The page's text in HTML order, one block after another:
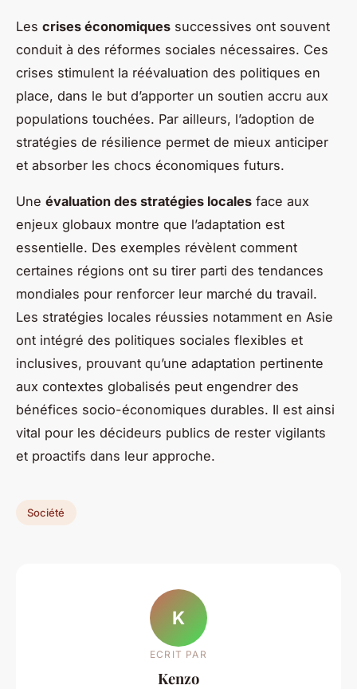
Les crises économiques successives ont souvent
conduit à des réformes sociales nécessaires. Ces
crises stimulent la réévaluation des politiques en
place, dans le but d’apporter un soutien accru aux
populations touchées. Par ailleurs, l’adoption de
stratégies de résilience permet de mieux anticiper
et absorber les chocs économiques futurs.
Une évaluation des stratégies locales face aux
enjeux globaux montre que l’adaptation est
essentielle. Des exemples révèlent comment
certaines régions ont su tirer parti des tendances
mondiales pour renforcer leur marché du travail.
Les stratégies locales réussies notamment en Asie
ont intégré des politiques sociales flexibles et
inclusives, prouvant qu’une adaptation pertinente
aux contextes globalisés peut engendrer des
bénéfices socio-économiques durables. Il est ainsi
vital pour les décideurs publics de rester vigilants
et proactifs dans leur approche.
Société
K
ECRIT PAR
Kenzo